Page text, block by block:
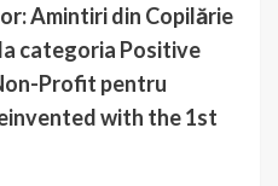
Amintiri din Copilărie
categoria Positive
Profit pentru
with the 1st